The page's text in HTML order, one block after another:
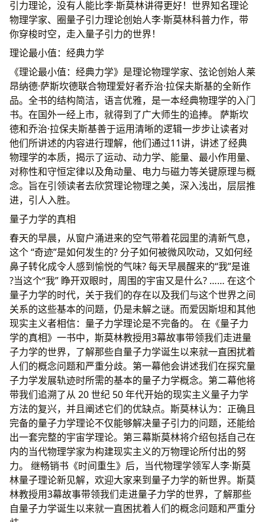
引力理论，没有人能比李·斯莫林讲得更好！世界知名理论
物理学家、圈量子引力理论创始人李·斯莫林科普力作，带
你穿梭时空，走入量子引力的世界！
理论最小值：经典力学
《理论最小值：经典力学》是理论物理学家、弦论创始人莱
昂纳德·萨斯坎德联合物理爱好者乔治·拉保夫斯基的全新作
品。全书的结构简洁，语言优雅，是一本经典物理学的入门
书。在国外一经上市，就得到了广大师生的追捧。 萨斯坎
德和乔治·拉保夫斯基善于运用清晰的逻辑一步步让读者对
他们所讲述的内容进行理解，他们通过11讲，讲述了经典
物理学的本质，揭示了运动、动力学、能量、最小作用量、
对称性和守恒定律以及角动量、电力与磁力等关键原理与概
念。旨在引领读者去欣赏理论物理之美，深入浅出，层层推
进，引人入胜。
量子力学的真相
春天的早晨，从窗户涌进来的空气带着花园里的清新气息，
这个 “奇迹”是如何发生的? 分子如何被微风吹动，又如何经
鼻子转化成令人感到愉悦的气味? 每天早晨醒来的“我”是谁
?当这个“我” 睁开双眼时，周围的宇宙又是什么? …… 在这个
量子力学的时代，关于我们的存在以及我们与这个世界之间
关系的这些基本的问题，仍是未解之谜。而爱因斯坦和其他
现实主义者相信：量子力学理论是不完备的。 在《量子力
学的真相》一书中，斯莫林教授用3幕故事带领我们走进量
子力学的世界，了解那些自量子力学诞生以来就一直困扰着
人们的概念问题和严重分歧。第一幕他会讲述我们在探究量
子力学发展轨迹时所需的基本的量子力学概念。第二幕他将
带我们追溯了从 20 世纪 50 年代开始的现实主义量子力学
方法的复兴，并且阐述它们的优缺点。斯莫林认为：正确且
完备的量子力学理论不仅能够解决量子引力的问题，还能给
出一套完整的宇宙学理论。第三幕斯莫林将介绍包括自己在
内的当代物理学家为构建现实主义的万物理论所付出的努
力。 继畅销书《时间重生》后，当代物理学领军人李·斯莫
林量子理论新见解，欢迎大家来到量子力学的新世界。斯莫
林教授用3幕故事带领我们走进量子力学的世界，了解那些
自量子力学诞生以来就一直困扰着人们的概念问题和严重分